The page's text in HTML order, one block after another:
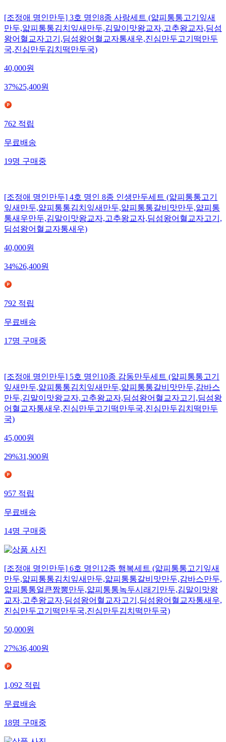
[조정애 명인만두] 3호 명인8종 사랑세트 (얇피통통고기잎새
만두,얇피통통김치잎새만두,김말이맛왕교자,고추왕교자,딤섬
왕어혈교자고기,딤섬왕어혈교자통새우,진심만두고기떡만두
국,진심만두김치떡만두국)
40,000원
37%25,400원
762 적립
무료배송
19명 구매중
[조정애 명인만두] 4호 명인 8종 인생만두세트 (얇피통통고기
잎새만두,얇피통통김치잎새만두,얇피통통갈비맛만두,얇피통
통새우만두,김말이맛왕교자,고추왕교자,딤섬왕어혈교자고기,
딤섬왕어혈교자통새우)
40,000원
34%26,400원
792적립
무료배송
17명구매중
[조정애 명인만두] 5호 명인10종 감동만두세트 (얇피통통고기
잎새만두,얇피통통김치잎새만두,얇피통통갈비맛만두,감바스
만두,김말이맛왕교자,고추왕교자,딤섬왕어혈교자고기,딤섬왕
어혈교자통새우,진심만두고기떡만두국,진심만두김치떡만두
국)
45,000원
29%31,900원
957적립
무료배송
14명구매중
[조정애 명인만두] 6호 명인12종 행복세트 (얇피통통고기잎새
만두,얇피통통김치잎새만두,얇피통통갈비맛만두,감바스만두,
얇피통통얼큰짬뽕만두,얇피통통녹두시래기만두,김말이맛왕
교자,고추왕교자,딤섬왕어혈교자고기,딤섬왕어혈교자통새우,
진심만두고기떡만두국,진심만두김치떡만두국)
50,000원
27%36,400원
1,092적립
무료배송
18명구매중